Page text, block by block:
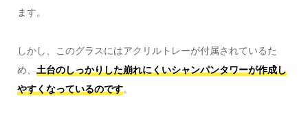
ます。
しかし、このグラスにはアクリルトレーが付属されているた
め、 土台のしっかりした崩れにくいシャンパンタワーが作成し
やすくなっているのです。